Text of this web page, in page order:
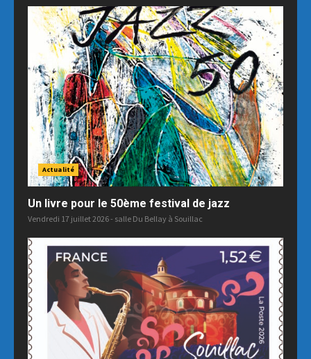
Actualité
Un livre pour le 50ème festival de jazz
Vendredi 17 juillet 2026 - salle Du Bellay à Souillac